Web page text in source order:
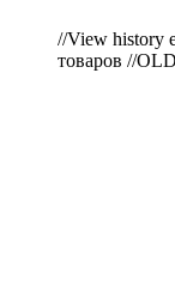
//View history
товаров //